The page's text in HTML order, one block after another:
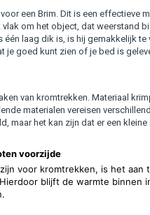
een Brim. Dit is een effectieve
om het object, dat weerstand
laag dik is, is hij gemakkelijk
je goed kunt zien of je bed is
van kromtrekken. Materiaal
materialen vereisen
maar het kan zijn dat er een
voorzijde
voor kromtrekken, is het aan
blijft de warmte binnen